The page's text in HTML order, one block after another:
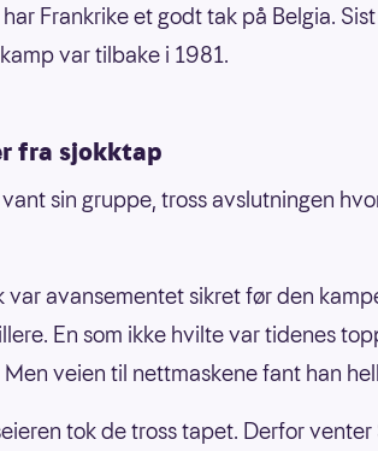
Frankrike et godt tak på Belgia.
var tilbake i 1981.
fra sjokktap
sin gruppe, tross avslutningen
var avansementet sikret før den
En som ikke hvilte var tidenes
Men veien til nettmaskene fant han
tok de tross tapet. Derfor venter